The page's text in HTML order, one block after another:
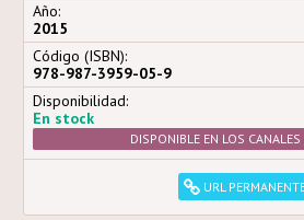
Año:
2015
Código (ISBN):
978-987-3959-05-9
Disponibilidad:
En stock
DISPONIBLE EN LOS CANALES
URL